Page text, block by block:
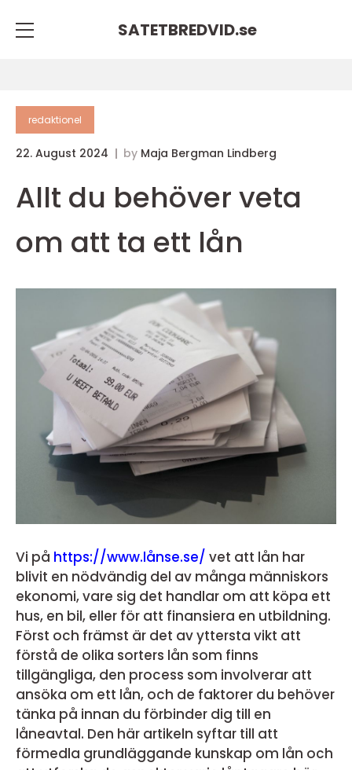
SATETBREDVID.se
redaktionel
22. August 2024 by Maja Bergman Lindberg
Allt du behöver veta
om att ta ett lån
Vi på https://www.lånse.se/ vet att lån har
blivit en nödvändig del av många människors
ekonomi, vare sig det handlar om att köpa ett
hus, en bil, eller för att finansiera en utbildning.
Först och främst är det av yttersta vikt att
förstå de olika sorters lån som finns
tillgängliga, den process som involverar att
ansöka om ett lån, och de faktorer du behöver
tänka på innan du förbinder dig till en
låneavtal. Den här artikeln syftar till att
förmedla grundläggande kunskap om lån och